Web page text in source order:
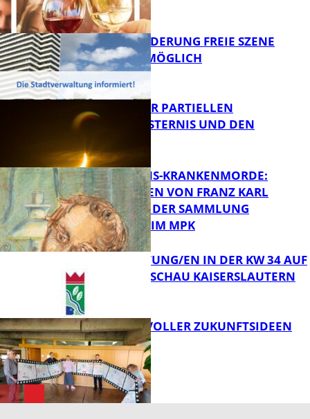
FB Kultur
FB Kultur
PROJEKTFÖRDERUNG FREIE SZENE
WEITERHIN MÖGLICH
Bildung
VORTRAG ZUR PARTIELLEN
SONNENFINSTERNIS UND DEN
PERSEIDEN
OPFER DER NS-KRANKENMORDE:
ZEICHNUNGEN VON FRANZ KARL
BÜHLER AUS DER SAMMLUNG
PRINZHORN IM MPK
FB Kultur
VERANSTALTUNG/EN IN DER KW 34 AUF
DER GARTENSCHAU KAISERSLAUTERN
FILMROLLE VOLLER ZUKUNFTSIDEEN